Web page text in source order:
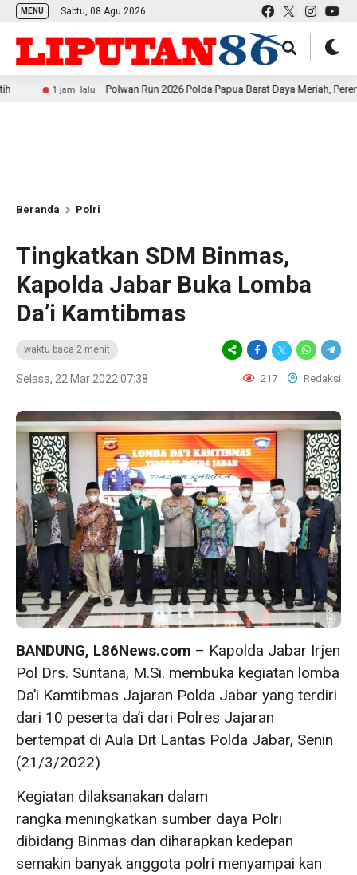
MENU Sabtu, 08 Agu 2026
jam lalu Polwan Run 2026 Polda Papua Barat Daya Meriah, Pererat
Beranda Polri
Tingkatkan SDM Binmas,
Kapolda Jabar Buka Lomba
Da’i Kamtibmas
waktu baca 2 menit
Selasa, 22 Mar 2022 07:38 217 Redaksi
BANDUNG, L86News.com – Kapolda Jabar Irjen
Pol Drs. Suntana, M.Si. membuka kegiatan lomba
Da’i Kamtibmas Jajaran Polda Jabar yang terdiri
dari 10 peserta da’i dari Polres Jajaran
bertempat di Aula Dit Lantas Polda Jabar, Senin
(21/3/2022)
Kegiatan dilaksanakan dalam
rangka meningkatkan sumber daya Polri
dibidang Binmas dan diharapkan kedepan
semakin banyak anggota polri menyampai kan